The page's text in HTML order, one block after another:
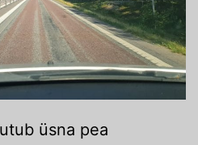
üsna pea